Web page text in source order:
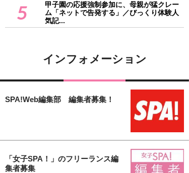
5
甲子園の応援強制参加に、母親が猛クレー
ム「ネットで告発する」／びっくり体験人
気記...
インフォメーション
SPA!Web編集部 編集者募集！
「女子SPA！」のフリーランス編
集者募集